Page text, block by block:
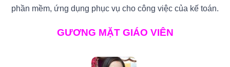
phần mềm, ứng dụng phục vụ cho công việc của kế toán.
GƯƠNG MẶT GIÁO VIÊN